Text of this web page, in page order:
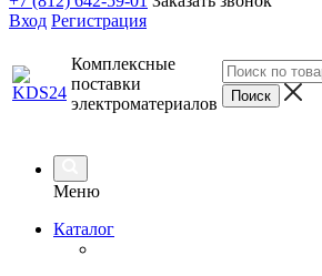
Вход Регистрация
Комплексные
поставки
электроматериалов
Меню
Каталог